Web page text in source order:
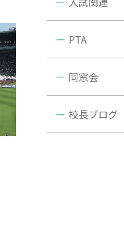
PTA
同窓会
校長ブログ